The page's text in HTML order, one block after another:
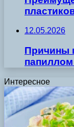
12.05.2026
Причины
Интересное